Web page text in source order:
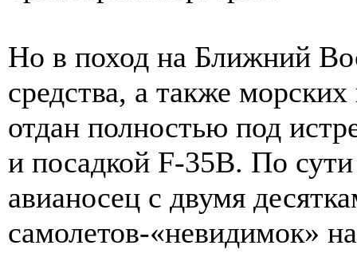
Но в поход на Ближний
средства, а также
отдан полностью под
и посадкой F-35B. По
авианосец с двумя
самолетов-«невидимок»